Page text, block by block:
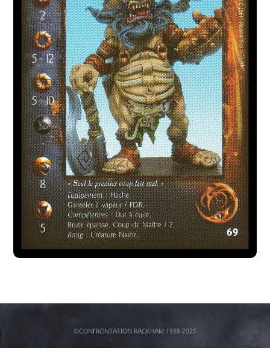
©CONFRONTATION RACKHAM 1998-2025